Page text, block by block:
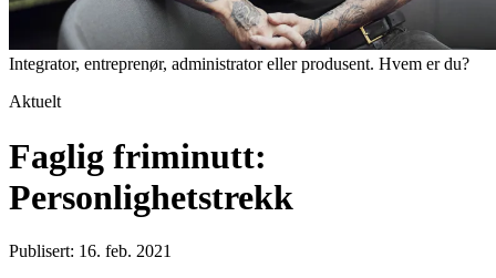
Integrator, entreprenør, administrator eller produsent. Hvem er du?
Aktuelt
Faglig friminutt:
Personlighetstrekk
Publisert: 16. feb. 2021